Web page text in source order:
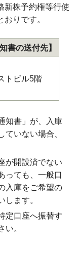
新株予約権等行使
りです。
書の送付先】
トビル5階
知書」が、入庫
いない場合、
が開設済でない
っても、一般口
入庫をご希望の
します。
定口座へ振替す
い。